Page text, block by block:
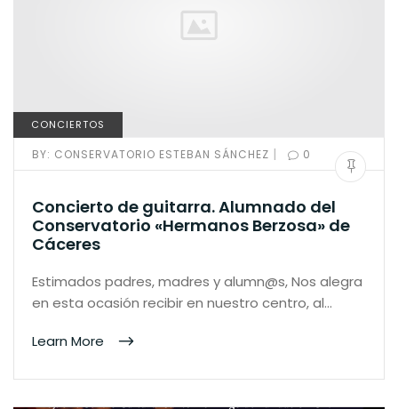
CONCIERTOS
BY: CONSERVATORIO ESTEBAN SÁNCHEZ | 0
Concierto de guitarra. Alumnado del
Conservatorio «Hermanos Berzosa» de
Cáceres
Estimados padres, madres y alumn@s, Nos alegra
en esta ocasión recibir en nuestro centro, al…
Learn More